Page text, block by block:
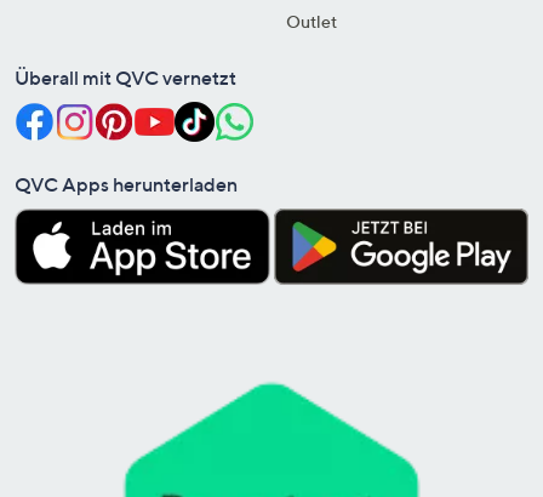
Outlet
Überall mit QVC vernetzt
QVC Apps herunterladen